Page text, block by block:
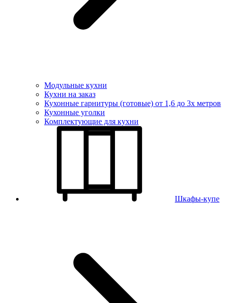
Модульные кухни
Кухни на заказ
Кухонные гарнитуры (готовые) от 1,6 до 3х метров
Кухонные уголки
Комплектующие для кухни
Шкафы-купе